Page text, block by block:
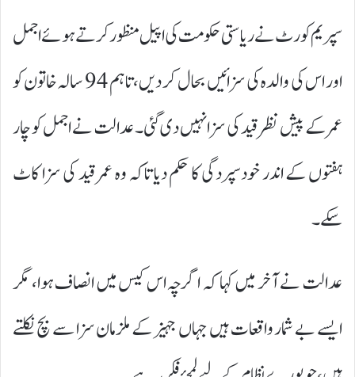
سپریم کورٹ نے ریاستی حکومت کی اپیل منظور کرتے ہوئے اجمل
اور اس کی والدہ کی سزائیں بحال کر دیں، تاہم 94 سالہ خاتون کو
عمر کے پیش نظر قید کی سزا نہیں دی گئی۔ عدالت نے اجمل کو چار
ہفتوں کے اندر خودسپردگی کا حکم دیا تاکہ وہ عمر قید کی سزا کاٹ
سکے۔
عدالت نے آخر میں کہا کہ اگرچہ اس کیس میں انصاف ہوا، مگر
ایسے بے شمار واقعات ہیں جہاں جہیز کے ملزمان سزا سے بچ نکلتے